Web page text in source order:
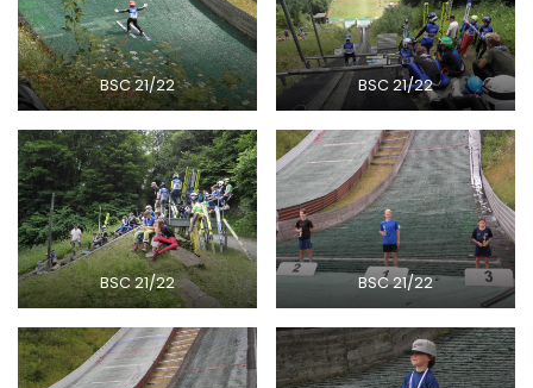
BSC 21/22 BSC 21/22
BSC 21/22 BSC 21/22